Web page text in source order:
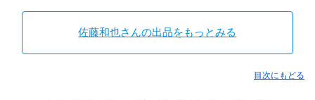
佐藤和也さんの出品をもっとみる
目次にもどる